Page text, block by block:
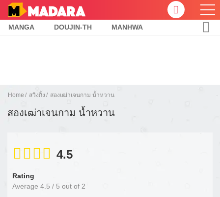
MANGA DOUJIN-TH MANHWA
Home สวิงกิ้ง สองเฒ่าเจนกาม น้ำหวาน
สองเฒ่าเจนกาม น้ำหวาน
4.5
Rating
Average 4.5 / 5 out of 2